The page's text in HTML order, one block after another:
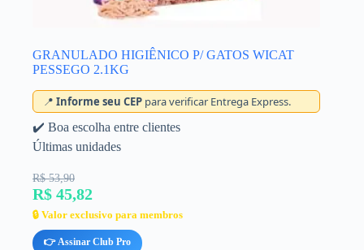
GRANULADO HIGIÊNICO P/ GATOS WICAT
PESSEGO 2.1KG
📍 Informe seu CEP para verificar Entrega Express.
✔️ Boa escolha entre clientes
Últimas unidades
R$ 53,90
R$ 45,82
🔒 Valor exclusivo para membros
👉 Assinar Club Pro